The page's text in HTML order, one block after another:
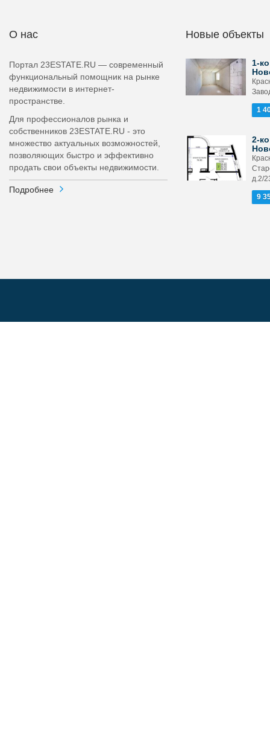
О нас
Портал 23ESTATE.RU — современный
функциональный помощник на рынке
недвижимости в интернет-
пространстве.
Для профессионалов рынка и
собственников 23ESTATE.RU - это
множество актуальных возможностей,
позволяющих быстро и эффективно
продать свои объекты недвижимости.
Подробнее
Новые объекты
1-
1
2-
д.2/
9